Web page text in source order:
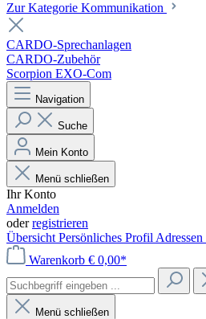
Zur Kategorie Kommunikation
CARDO-Sprechanlagen
CARDO-Zubehör
Scorpion EXO-Com
Navigation
Suche
Mein Konto
Menü schließen
Ihr Konto
Anmelden
oderregistrieren
Übersicht Persönliches Profil Adressen
Warenkorb € 0,00*
Menü schließen